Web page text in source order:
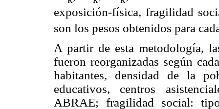
exposición-física, fragilidad
son los pesos obtenidos para
A partir de esta metodología,
fueron reorganizadas según
habitantes, densidad de la
educativos, centros
ABRAE; fragilidad social: